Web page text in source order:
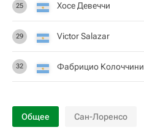
25 Хосе Девеччи
29 Victor Salazar
32 Фабрицио Колоччини
Общее Сан-Лоренсо